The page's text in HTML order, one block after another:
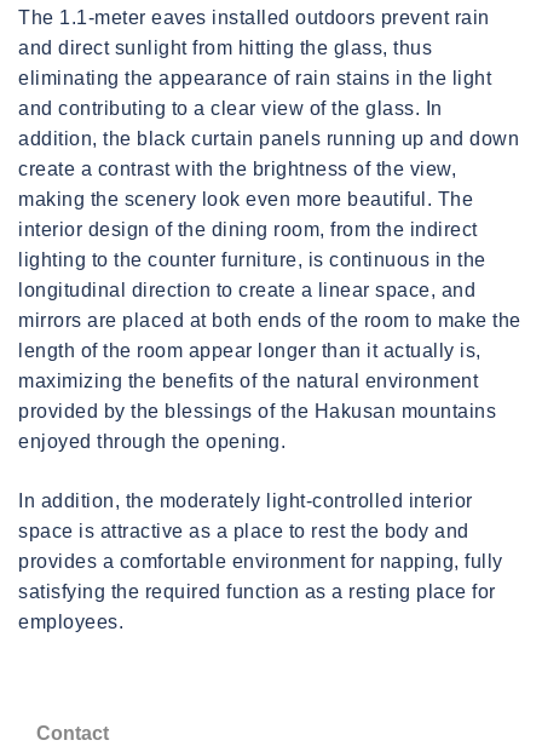
The 1.1-meter eaves installed outdoors prevent rain
and direct sunlight from hitting the glass, thus
eliminating the appearance of rain stains in the light
and contributing to a clear view of the glass. In
addition, the black curtain panels running up and down
create a contrast with the brightness of the view,
making the scenery look even more beautiful. The
interior design of the dining room, from the indirect
lighting to the counter furniture, is continuous in the
longitudinal direction to create a linear space, and
mirrors are placed at both ends of the room to make the
length of the room appear longer than it actually is,
maximizing the benefits of the natural environment
provided by the blessings of the Hakusan mountains
enjoyed through the opening.
In addition, the moderately light-controlled interior
space is attractive as a place to rest the body and
provides a comfortable environment for napping, fully
satisfying the required function as a resting place for
employees.
Contact